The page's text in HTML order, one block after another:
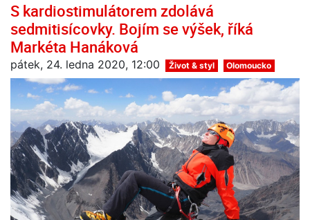
S kardiostimulátorem zdolává
sedmitisícovky. Bojím se výšek, říká
Markéta Hanáková
pátek, 24. ledna 2020, 12:00 Život & styl Olomoucko